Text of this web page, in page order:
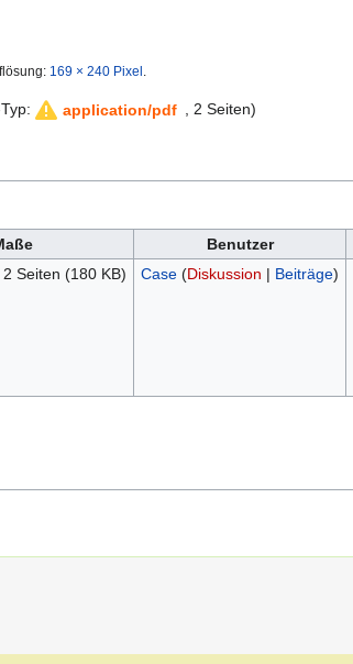
169 × 240 Pixel
application/pdf , 2 Seiten)
Benutzer
Seiten (180 KB) Case (Diskussion | Beiträge)